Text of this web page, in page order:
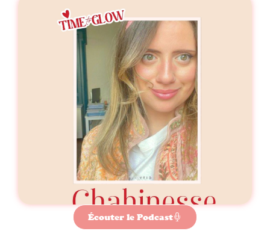
Écouter le Podcast